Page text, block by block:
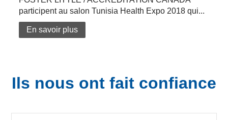
participent au salon Tunisia Health Expo 2018 qui...
En savoir plus
Ils nous ont fait confiance